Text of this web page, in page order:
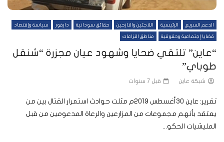
الدعم السريع الرئيسية اللاجئين والنازحين حقائق سودانية دارفور سياسة وإقتصاد
قضايا إجتماعية وحقوقية مناطق النزاعات
“عاين” تلتقي ضحايا وشهود عيان مجزرة “شنقل
طوباي”
شبكة عاين قبل 7 سنوات
تقرير: عاين 30أغسطس 2019م مثلت حوادث استمرار القتال بين من
يعتقد بأنهم مجموعات من المزارعين والرعاة المدعومين من قبل
المليشيات الحكو...